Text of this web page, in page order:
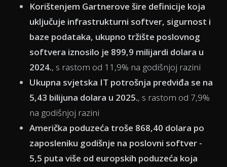
Korištenjem Gartnerove šire definicije koja
uključuje infrastrukturni softver, sigurnost i
baze podataka, ukupno tržište poslovnog
softvera iznosilo je 899,9 milijardi dolara u
2024., s rastom od 11,9% na godišnjoj razini
Ukupna svjetska IT potrošnja predviđa se na
5,43 bilijuna dolara u 2025., s rastom od 7,9%
na godišnjoj razini
Američka poduzeća troše 868,40 dolara po
zaposleniku godišnje na poslovni softver -
5,5 puta više od europskih poduzeća koja